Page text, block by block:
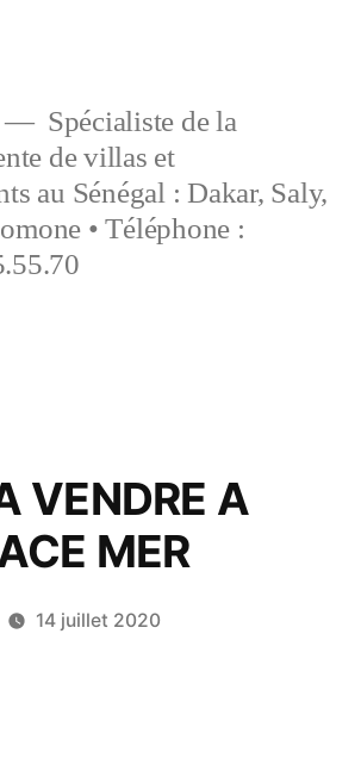
Spécialiste de la
de villas et
au Sénégal : Dakar, Saly,
• Téléphone :
VENDRE A
MER
14 juillet 2020